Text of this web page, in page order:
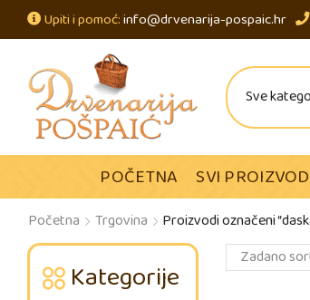
Upiti i pomoć:info@drvenarija-pospaic.hr
Sve
POČETNA SVI
Početna Trgovina Proizvodi označeni
Kategorije